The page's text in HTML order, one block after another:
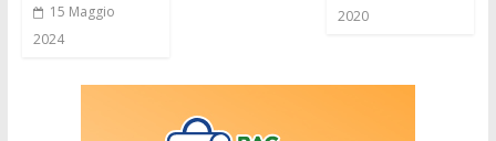
15 Maggio
2024
2020